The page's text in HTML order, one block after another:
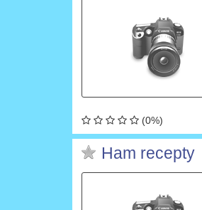
(0%)
Ham recepty